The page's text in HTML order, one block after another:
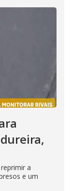
a
e um